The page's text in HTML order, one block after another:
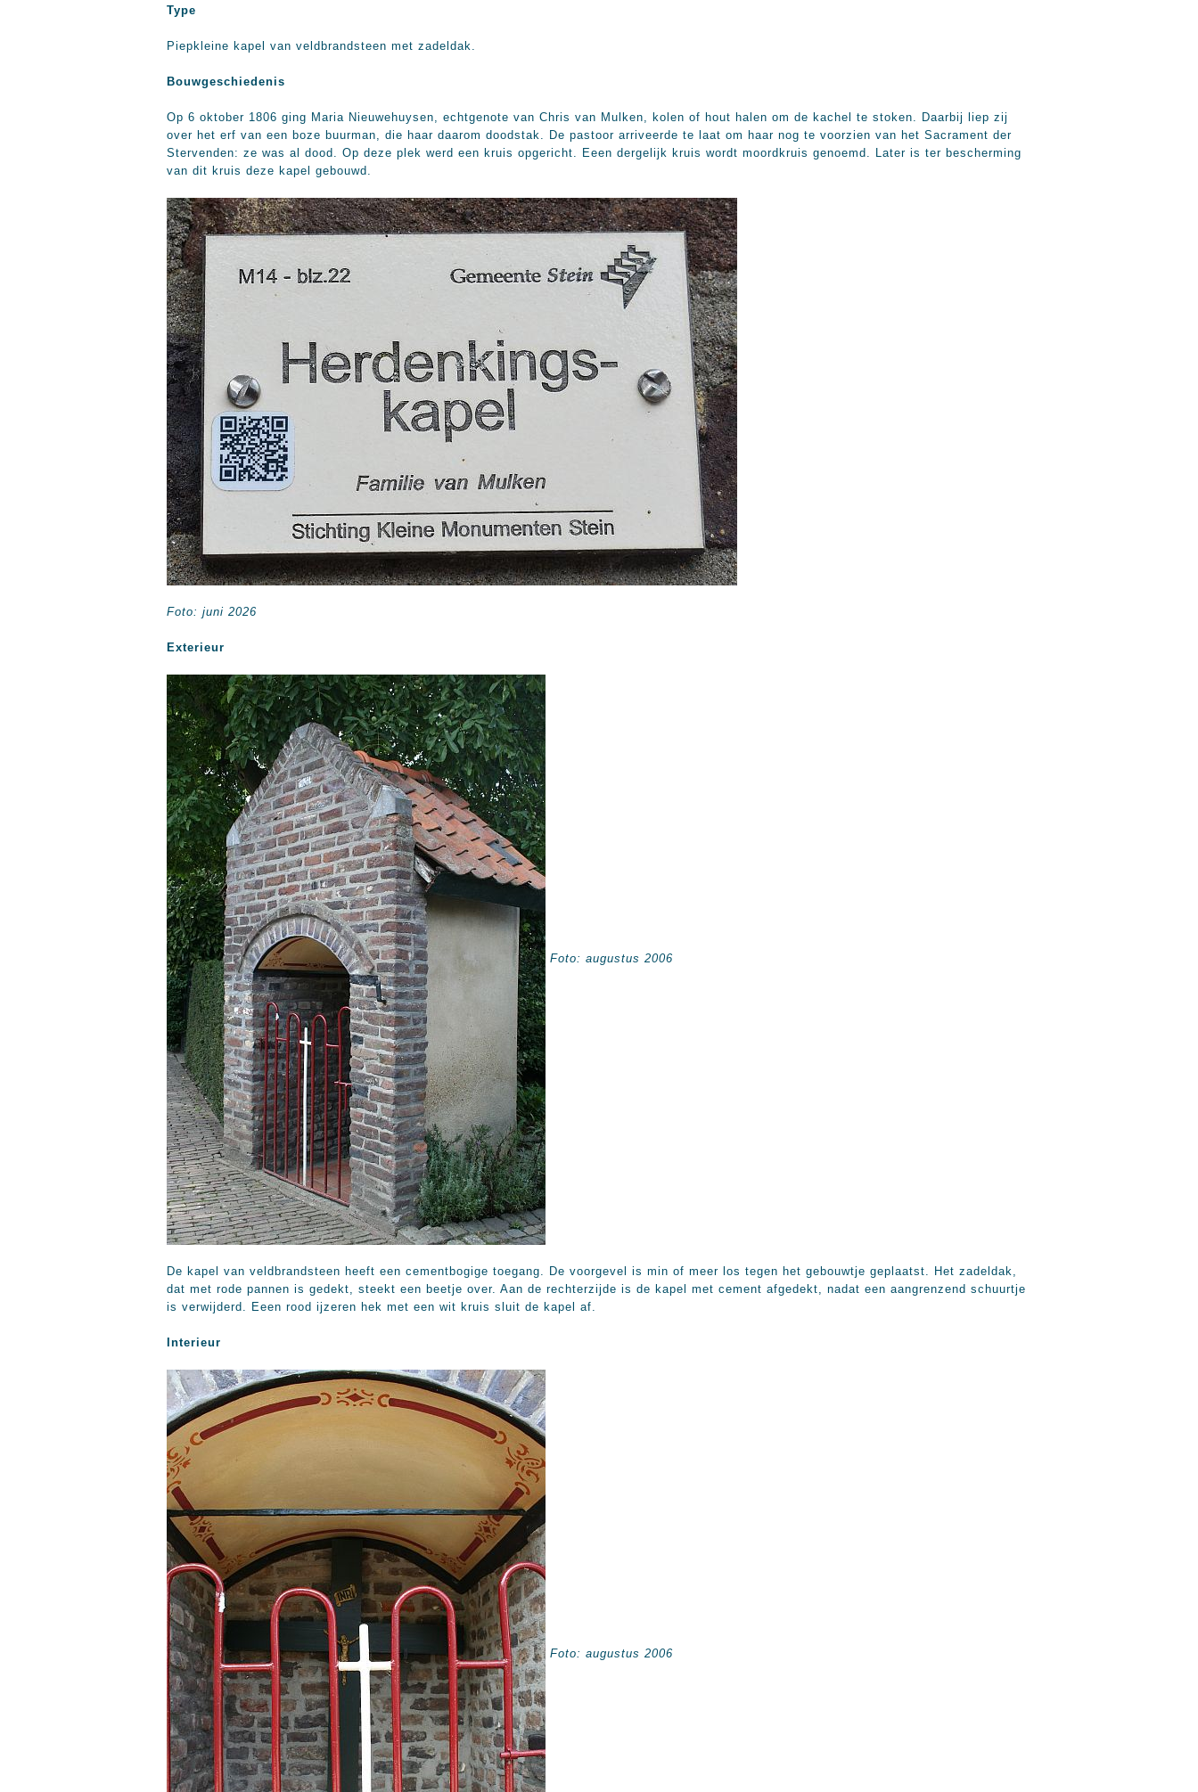
Type
Piepkleine kapel van veldbrandsteen met zadeldak.
Bouwgeschiedenis
Op 6 oktober 1806 ging Maria Nieuwehuysen, echtgenote van Chris van Mulken, kolen of hout halen om de kachel te stoken. Daarbij liep zij
over het erf van een boze buurman, die haar daarom doodstak. De pastoor arriveerde te laat om haar nog te voorzien van het Sacrament der
Stervenden: ze was al dood. Op deze plek werd een kruis opgericht. Eeen dergelijk kruis wordt moordkruis genoemd. Later is ter bescherming
van dit kruis deze kapel gebouwd.
Foto: juni 2026
Exterieur
Foto: augustus 2006
De kapel van veldbrandsteen heeft een cementbogige toegang. De voorgevel is min of meer los tegen het gebouwtje geplaatst. Het zadeldak,
dat met rode pannen is gedekt, steekt een beetje over. Aan de rechterzijde is de kapel met cement afgedekt, nadat een aangrenzend schuurtje
is verwijderd. Eeen rood ijzeren hek met een wit kruis sluit de kapel af.
Interieur
Foto: augustus 2006